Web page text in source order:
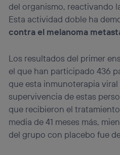
del organismo, reactivando
Esta actividad doble ha
contra el melanoma
Los resultados del primer
el que han participado 436
que esta inmunoterapia viral
supervivencia de estas
que recibieron el
media de 41 meses más,
del grupo con placebo fue